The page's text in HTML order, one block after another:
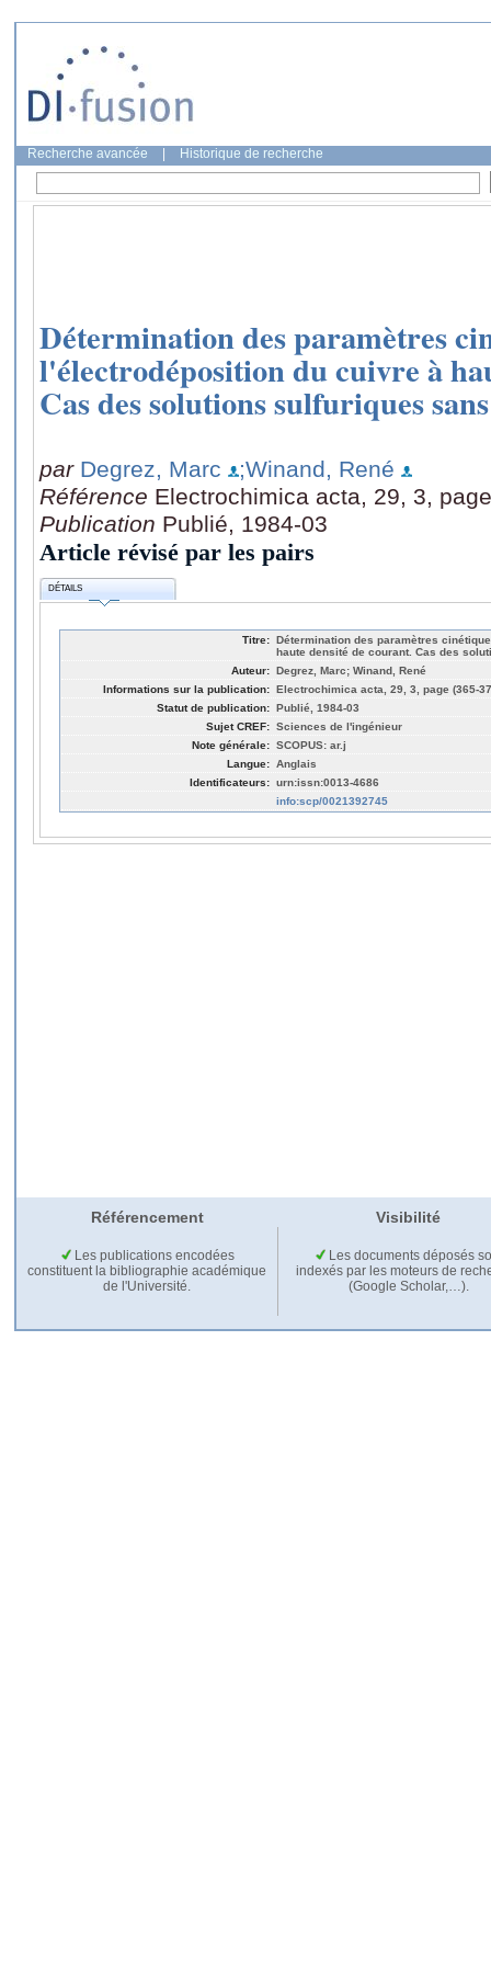
Recherche avancée Historique de recherche
Détermination des paramètres
l'électrodéposition du cuivre à
Cas des solutions sulfuriques
par Degrez, Marc
;Winand, René
Référence Electrochimica acta, 29, 3,
Publication Publié, 1984-03
Article révisé par les pairs
DÉTAILS
Titre: Détermination des paramètres
haute densité de courant. Cas des
Auteur: Degrez, Marc; Winand, René
Informations sur la publication: Electrochimica acta, 29, 3, page (365-
Statut de publication: Publié, 1984-03
Sujet CREF: Sciences de l'ingénieur
Note générale: SCOPUS: ar.j
Langue: Anglais
Identificateurs: urn:issn:0013-4686
info:scp/0021392745
Référencement Visibilité
Les publications encodées
constituent la bibliographie académique
de l'Université.
Les documents déposés
indexés par les moteurs de
(Google Scholar,…).